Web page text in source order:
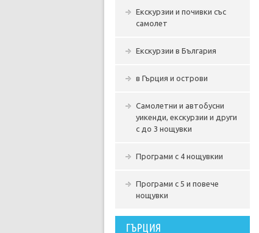
Екскурзии и почивки със
самолет
Екскурзии в България
в Гърция и острови
Самолетни и автобусни
уикенди, екскурзии и други
с до 3 нощувки
Програми с 4 нощувкии
Програми с 5 и повече
нощувки
ГЪРЦИЯ